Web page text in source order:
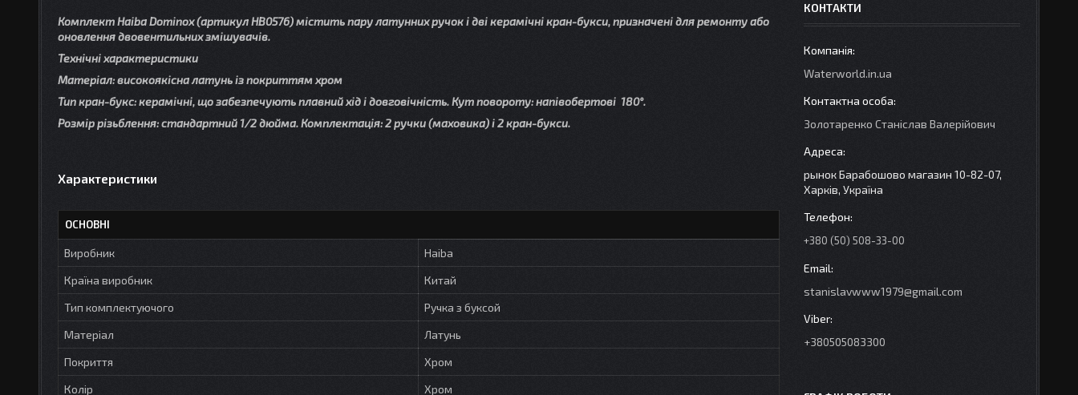
Комплект Haiba Dominox (артикул HB0576) містить пару латунних ручок і дві керамічні кран-букси, призначені для ремонту або
оновлення двовентильних змішувачів.
Технічні характеристики
Матеріал: високоякісна латунь із покриттям хром
Тип кран-букс: керамічні, що забезпечують плавний хід і довговічність. Кут повороту: напівобертові 180°.
Розмір різьблення: стандартний 1/2 дюйма. Комплектація: 2 ручки (маховика) і 2 кран-букси.
Характеристики
ОСНОВНІ
Виробник
Haiba
Країна виробник
Китай
Тип комплектуючого
Ручка з буксой
Матеріал
Латунь
Покриття
Хром
Колір
Хром
КОНТАКТИ
Waterworld.in.ua
Золотаренко Станіслав Валерійович
рынок Барабошово магазин 10-82-07,
Харків, Україна
+380 (50) 508-33-00
stanislavwww1979@gmail.com
+380505083300